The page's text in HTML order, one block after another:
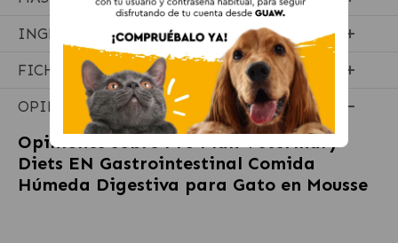
INGREDIENTES
FICHA TÉCNICA
OPINIONES
Opiniones sobre
Diets EN Gastrointestinal Comida
Húmeda Digestiva para Gato en Mousse